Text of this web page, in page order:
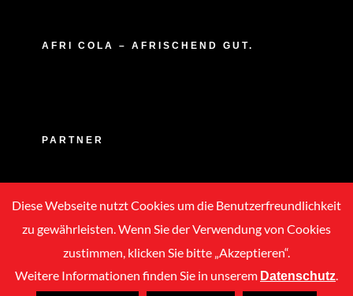
AFRI COLA – AFRISCHEND GUT.
PARTNER
Diese Webseite nutzt Cookies um die Benutzerfreundlichkeit
zu gewährleisten. Wenn Sie der Verwendung von Cookies
zustimmen, klicken Sie bitte „Akzeptieren“.
Weitere Informationen finden Sie in unserem Datenschutz.